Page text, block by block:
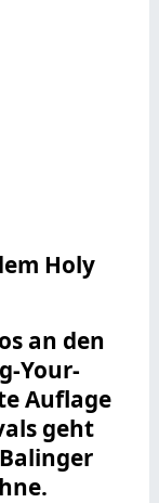
Holy
an den
Your-
Auflage
geht